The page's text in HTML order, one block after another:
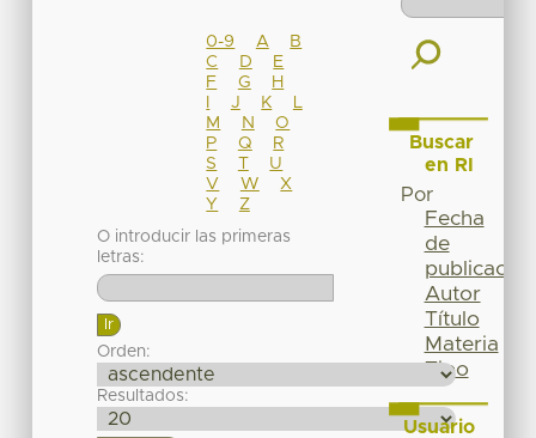
0-9 A
B
C
D
E
F
G
H
J K
M
N
O
P
Q
R
S
T
U
V
W
X
Y
Z
O introducir las primeras
letras:
Orden:
Resultados:
Buscar
en RI
Por
Fecha
de
publicación
Autor
Título
Materia
Tipo
Usuario